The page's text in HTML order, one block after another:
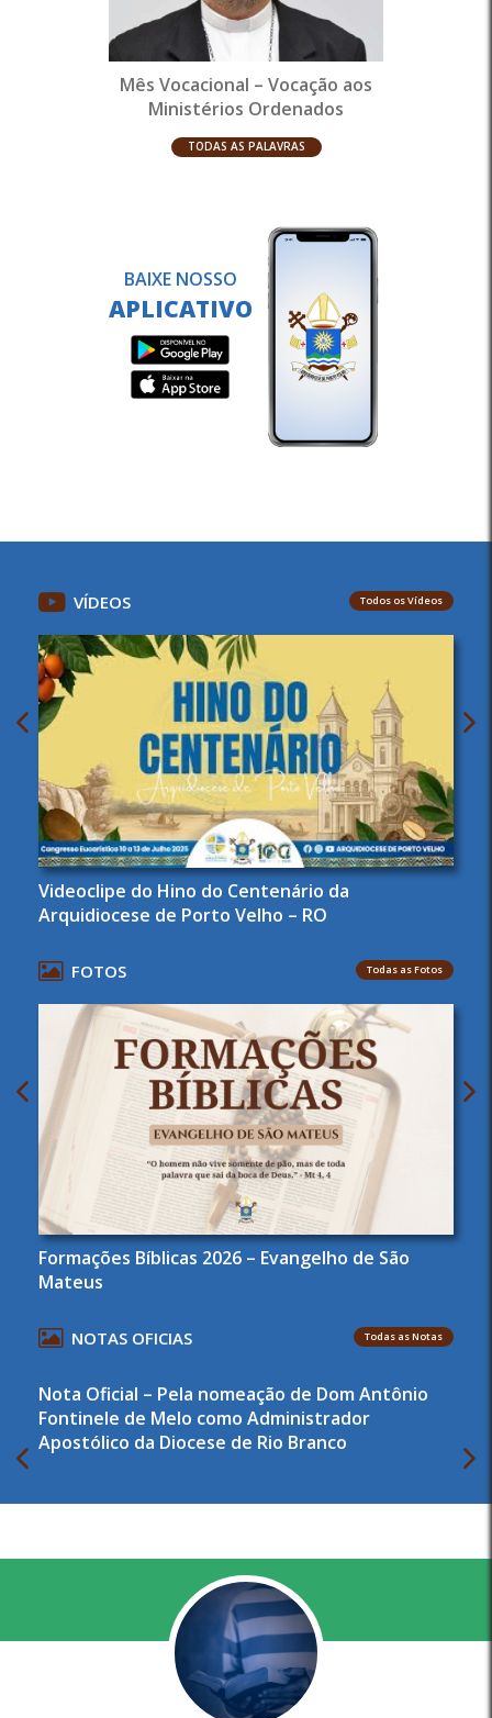
Mês Vocacional – Vocação aos
Ministérios Ordenados
TODAS AS PALAVRAS
BAIXE NOSSO
APLICATIVO
VÍDEOS Todos os Vídeos
Videoclipe do Hino do Centenário da
Arquidiocese de Porto Velho – RO
FOTOS Todas as Fotos
Formações Bíblicas 2026 – Evangelho de São
Mateus
NOTAS OFICIAS Todas as Notas
Nota Oficial – Pela nomeação de Dom Antônio
Fontinele de Melo como Administrador
Apostólico da Diocese de Rio Branco